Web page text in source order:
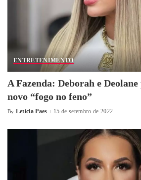
ENTRETENIMENTO
A Fazenda: Deborah e
novo “fogo no feno”
By Letícia Paes 15 de setembro de 2022